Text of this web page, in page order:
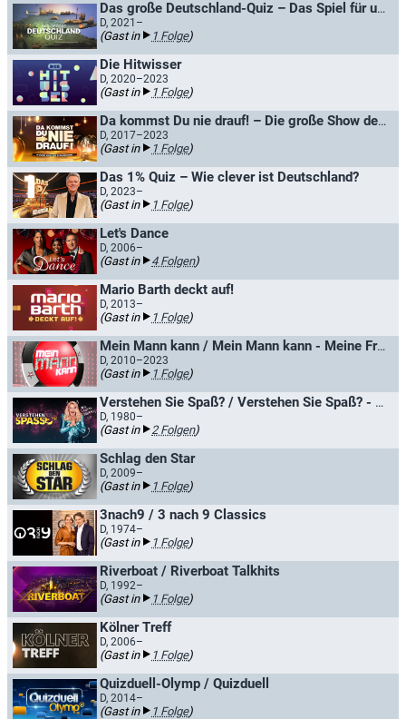
Das große Deutschland-Quiz – Das Spiel für unser Land
D, 2021–
(Gast in 1 Folge)
Die Hitwisser
D, 2020–2023
(Gast in 1 Folge)
Da kommst Du nie drauf! – Die große Show der schrägen Fragen
D, 2017–2023
(Gast in 1 Folge)
Das 1% Quiz – Wie clever ist Deutschland?
D, 2023–
(Gast in 1 Folge)
Let's Dance
D, 2006–
(Gast in 4 Folgen)
Mario Barth deckt auf!
D, 2013–
(Gast in 1 Folge)
Mein Mann kann / Mein Mann kann - Meine Frau auch
D, 2010–2023
(Gast in 1 Folge)
Verstehen Sie Spaß? / Verstehen Sie Spaß? - Die Hallervorden-Show
D, 1980–
(Gast in 2 Folgen)
Schlag den Star
D, 2009–
(Gast in 1 Folge)
3nach9 / 3 nach 9 Classics
D, 1974–
(Gast in 1 Folge)
Riverboat / Riverboat Talkhits
D, 1992–
(Gast in 1 Folge)
Kölner Treff
D, 2006–
(Gast in 1 Folge)
Quizduell-Olymp / Quizduell
D, 2014–
(Gast in 1 Folge)